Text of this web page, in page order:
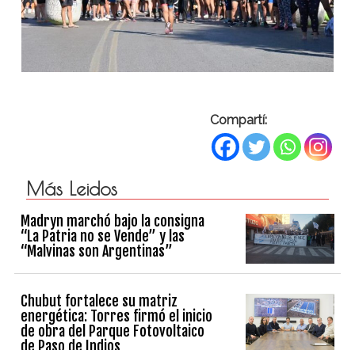
Compartí:
Más Leidos
Madryn marchó bajo la consigna
“La Patria no se Vende” y las
“Malvinas son Argentinas”
Chubut fortalece su matriz
energética: Torres firmó el inicio
de obra del Parque Fotovoltaico
de Paso de Indios